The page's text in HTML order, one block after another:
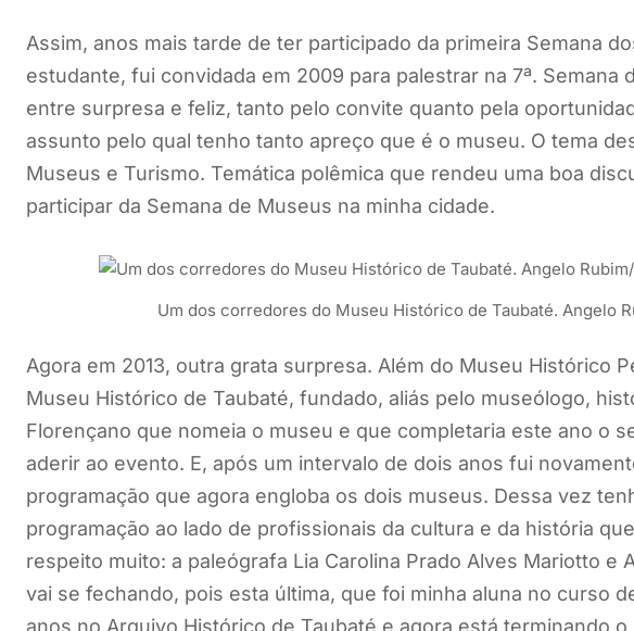
Assim, anos mais tarde de ter participado da primeira Semana
estudante, fui convidada em 2009 para palestrar na 7ª. Semana
entre surpresa e feliz, tanto pelo convite quanto pela
assunto pelo qual tenho tanto apreço que é o museu. O tema
Museus e Turismo. Temática polêmica que rendeu uma boa
participar da Semana de Museus na minha cidade.
Um dos corredores do Museu Histórico de Taubaté. Angelo
Agora em 2013, outra grata surpresa. Além do Museu Histórico
Museu Histórico de Taubaté, fundado, aliás pelo museólogo,
Florençano que nomeia o museu e que completaria este ano o
aderir ao evento. E, após um intervalo de dois anos fui
programação que agora engloba os dois museus. Dessa vez
programação ao lado de profissionais da cultura e da história
respeito muito: a paleógrafa Lia Carolina Prado Alves Mariotto e
vai se fechando, pois esta última, que foi minha aluna no curso
anos no Arquivo Histórico de Taubaté e agora está terminando o